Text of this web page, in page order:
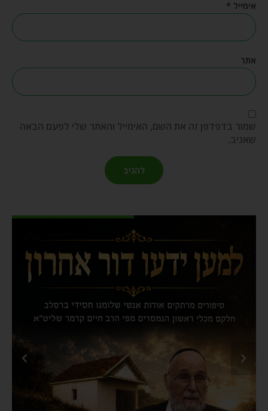
אימייל *
אתר
שמור בדפדפן זה את השם, האימייל והאתר שלי לפעם הבאה
שאגיב.